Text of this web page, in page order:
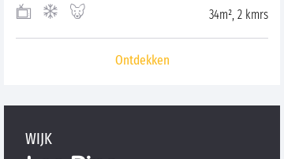
34m², 2 kmrs
Ontdekken
WIJK